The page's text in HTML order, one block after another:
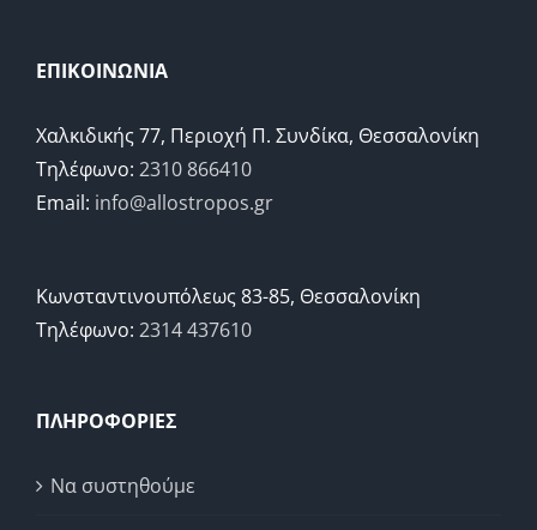
ΕΠΙΚΟΙΝΩΝΙΑ
Χαλκιδικής 77, Περιοχή Π. Συνδίκα, Θεσσαλονίκη
Τηλέφωνο: 2310 866410
Email: info@allostropos.gr
Κωνσταντινουπόλεως 83-85, Θεσσαλονίκη
Τηλέφωνο: 2314 437610
ΠΛΗΡΟΦΟΡΙΕΣ
Να συστηθούμε